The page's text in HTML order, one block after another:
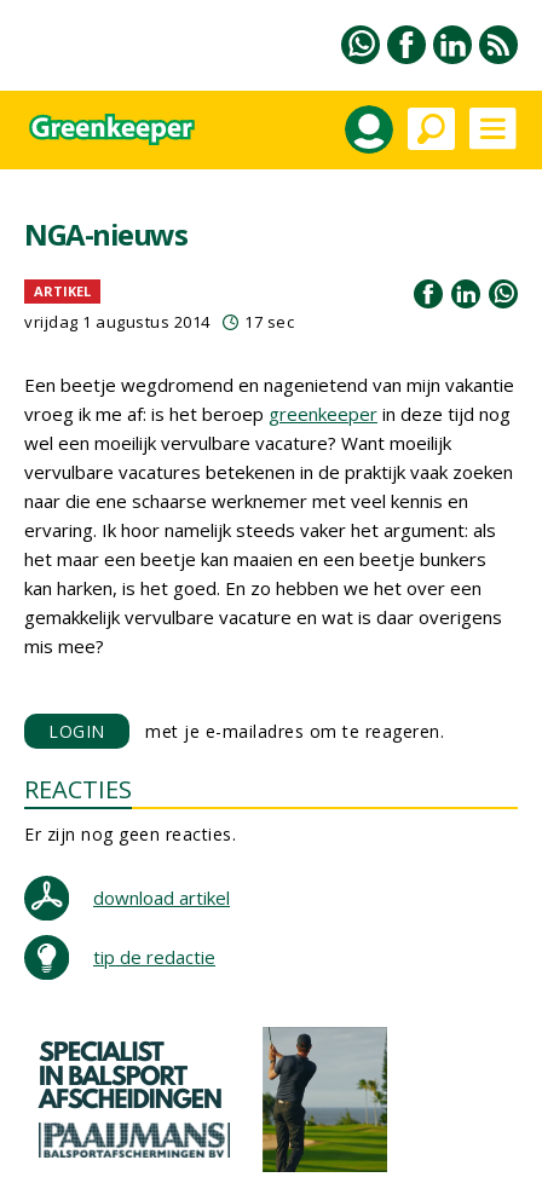
NGA-nieuws
ARTIKEL
vrijdag 1 augustus 2014 17 sec
Een beetje wegdromend en nagenietend van mijn vakantie
vroeg ik me af: is het beroep greenkeeper in deze tijd nog
wel een moeilijk vervulbare vacature? Want moeilijk
vervulbare vacatures betekenen in de praktijk vaak zoeken
naar die ene schaarse werknemer met veel kennis en
ervaring. Ik hoor namelijk steeds vaker het argument: als
het maar een beetje kan maaien en een beetje bunkers
kan harken, is het goed. En zo hebben we het over een
gemakkelijk vervulbare vacature en wat is daar overigens
mis mee?
LOGIN met je e-mailadres om te reageren.
REACTIES
Er zijn nog geen reacties.
download artikel
tip de redactie